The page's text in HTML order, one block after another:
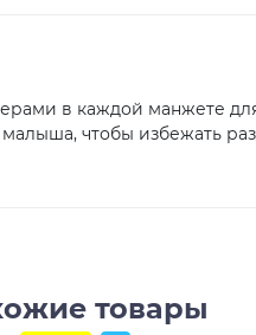
в каждой манжете
малыша, чтобы избежать
товары